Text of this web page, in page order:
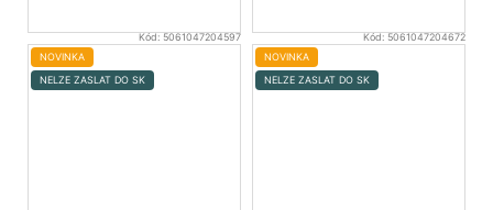
Kód:5061047204597
NOVINKA
NELZE ZASLAT DO SK
Kód:5061047204672
NOVINKA
NELZE ZASLAT DO SK